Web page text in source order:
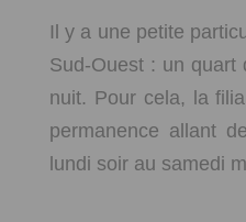
Il y a une petite
Sud-Ouest : un
nuit. Pour cela, la
permanence allant
lundi soir au samedi